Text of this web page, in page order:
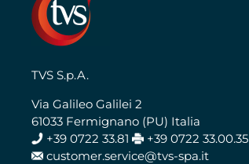
TVS S.p.A.
Via Galileo Galilei 2
61033 Fermignano (PU) Italia
+39 0722 33.81
+39 0722 33.00.35
customer.service@tvs-spa.it